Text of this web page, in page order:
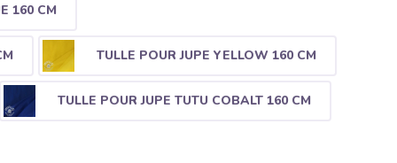
160 CM
TULLE POUR JUPE YELLOW 160 CM
TULLE POUR JUPE TUTU COBALT 160 CM